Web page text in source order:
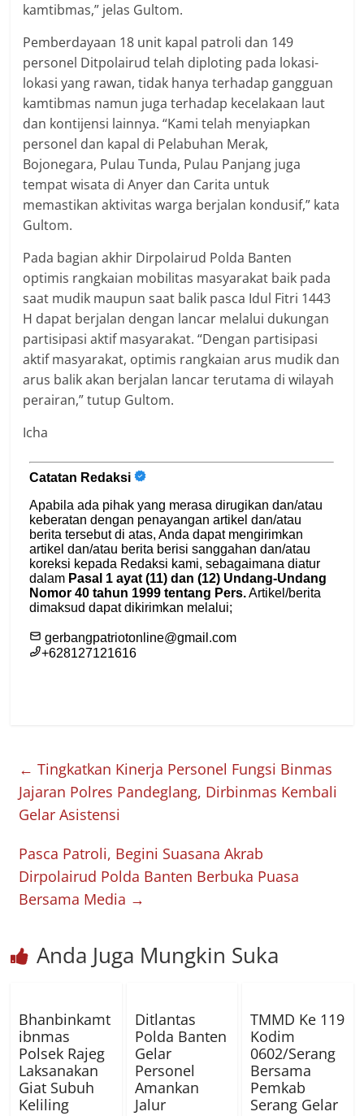
kamtibmas,” jelas Gultom.
Pemberdayaan 18 unit kapal patroli dan 149
personel Ditpolairud telah diploting pada lokasi-
lokasi yang rawan, tidak hanya terhadap gangguan
kamtibmas namun juga terhadap kecelakaan laut
dan kontijensi lainnya. “Kami telah menyiapkan
personel dan kapal di Pelabuhan Merak,
Bojonegara, Pulau Tunda, Pulau Panjang juga
tempat wisata di Anyer dan Carita untuk
memastikan aktivitas warga berjalan kondusif,” kata
Gultom.
Pada bagian akhir Dirpolairud Polda Banten
optimis rangkaian mobilitas masyarakat baik pada
saat mudik maupun saat balik pasca Idul Fitri 1443
H dapat berjalan dengan lancar melalui dukungan
partisipasi aktif masyarakat. “Dengan partisipasi
aktif masyarakat, optimis rangkaian arus mudik dan
arus balik akan berjalan lancar terutama di wilayah
perairan,” tutup Gultom.
Icha
← Tingkatkan Kinerja Personel Fungsi Binmas
Jajaran Polres Pandeglang, Dirbinmas Kembali
Gelar Asistensi
Pasca Patroli, Begini Suasana Akrab
Dirpolairud Polda Banten Berbuka Puasa
Bersama Media →
Anda Juga Mungkin Suka
Bhanbinkamt
ibnmas
Polsek Rajeg
Laksanakan
Giat Subuh
Keliling
Ditlantas
Polda Banten
Gelar
Personel
Amankan
Jalur
TMMD Ke 119
Kodim
0602/Serang
Bersama
Pemkab
Serang Gelar